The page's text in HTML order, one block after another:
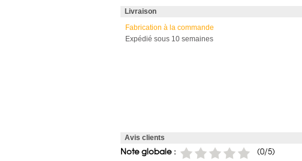
Livraison
Fabrication à la commande
Expédié sous 10 semaines
Avis clients
Note globale : (0/5)